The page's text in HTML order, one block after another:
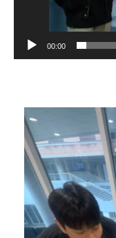
00:00